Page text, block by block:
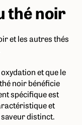
thé noir
et les autres thés
et que le
noir bénéficie
spécifique est
et
distinct.